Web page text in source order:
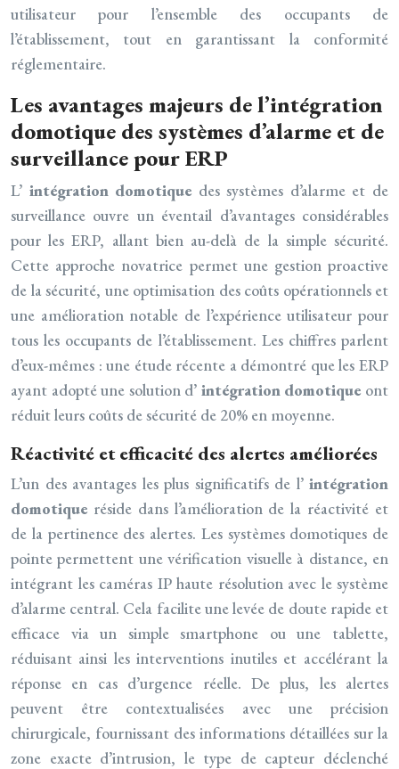
utilisateur pour l’ensemble des occupants de
l’établissement, tout en garantissant la conformité
réglementaire.
Les avantages majeurs de l’intégration
domotique des systèmes d’alarme et de
surveillance pour ERP
L’ intégration domotique des systèmes d’alarme et de
surveillance ouvre un éventail d’avantages considérables
pour les ERP, allant bien au-delà de la simple sécurité.
Cette approche novatrice permet une gestion proactive
de la sécurité, une optimisation des coûts opérationnels et
une amélioration notable de l’expérience utilisateur pour
tous les occupants de l’établissement. Les chiffres parlent
d’eux-mêmes : une étude récente a démontré que les ERP
ayant adopté une solution d’ intégration domotique ont
réduit leurs coûts de sécurité de 20% en moyenne.
Réactivité et efficacité des alertes améliorées
L’un des avantages les plus significatifs de l’ intégration
domotique réside dans l’amélioration de la réactivité et
de la pertinence des alertes. Les systèmes domotiques de
pointe permettent une vérification visuelle à distance, en
intégrant les caméras IP haute résolution avec le système
d’alarme central. Cela facilite une levée de doute rapide et
efficace via un simple smartphone ou une tablette,
réduisant ainsi les interventions inutiles et accélérant la
réponse en cas d’urgence réelle. De plus, les alertes
peuvent être contextualisées avec une précision
chirurgicale, fournissant des informations détaillées sur la
zone exacte d’intrusion, le type de capteur déclenché